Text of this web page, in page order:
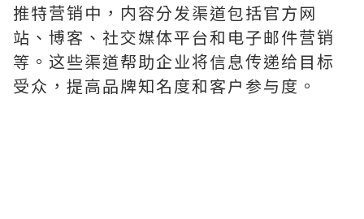
推特营销中，内容分发渠道包括官方网
站、博客、社交媒体平台和电子邮件营销
等。这些渠道帮助企业将信息传递给目标
受众，提高品牌知名度和客户参与度。